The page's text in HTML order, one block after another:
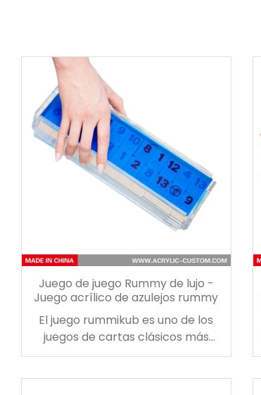
Juego de juego Rummy de lujo -
Juego acrílico de azulejos rummy
El juego rummikub es uno de los
juegos de cartas clásicos más
populares del mundo. hermoso